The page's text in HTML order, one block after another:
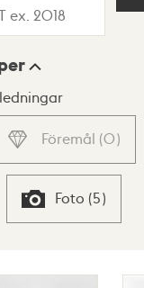
Föremål (0)
Foto (5)